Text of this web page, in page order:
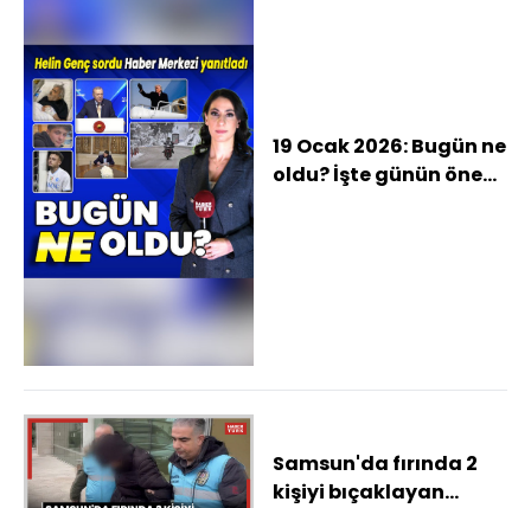
19 Ocak 2026: Bugün ne
oldu? İşte günün öne
Samsun'da fırında 2
kişiyi bıçaklayan